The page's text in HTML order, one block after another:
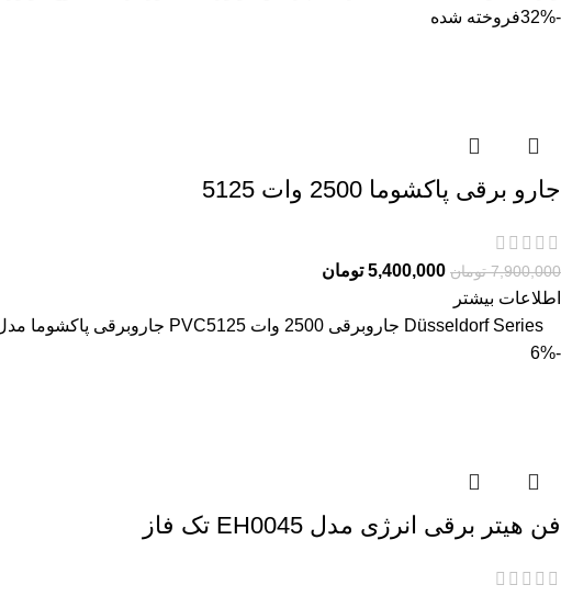
-32%
فروخته شده
جارو برقی پاکشوما 2500 وات 5125
7,900,000 تومان 5,400,000 تومان
اطلاعات بیشتر
-6%
فن هیتر برقی انرژی مدل EH0045 تک فاز